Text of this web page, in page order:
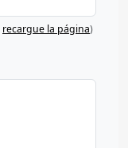
recargue la página)